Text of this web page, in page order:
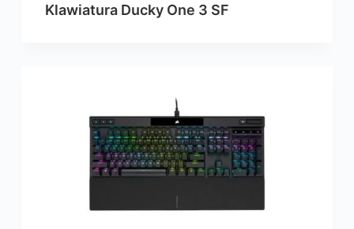
Klawiatura Ducky One 3 SF